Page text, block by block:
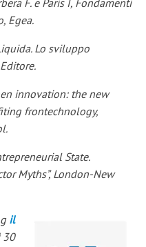
F. e Paris I, Fondamenti
Egea.
Lo sviluppo
innovation: the new
frontechnology,
State.
Myths”, London-New
il
30